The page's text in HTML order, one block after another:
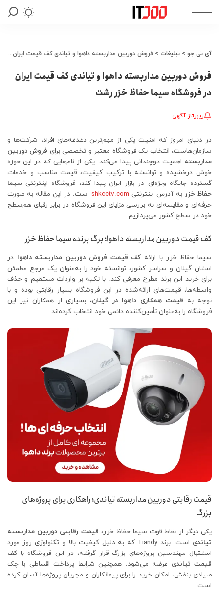
آی تی جو > تبلیغات > فروش دوربین مداربسته داهوا و تیاندی کف قیمت ایران در فروشگاه سیما حفاظ خزر رشت
فروش دوربین مداربسته داهوا و تیاندی کف قیمت ایران
در فروشگاه سیما حفاظ خزر رشت
رپورتاژ آگهی
در دنیای امروز که امنیت یکی از مهم‌ترین دغدغه‌های افراد، شرکت‌ها و
سازمان‌هاست، انتخاب یک فروشگاه معتبر و تخصصی برای فروش دوربین
مداربسته اهمیت دوچندانی پیدا می‌کند. یکی از نام‌هایی که در این حوزه
خوش درخشیده و توانسته با ترکیب کیفیت، قیمت مناسب و خدمات
گسترده جایگاه ویژه‌ای در بازار ایران پیدا کند، فروشگاه اینترنتی سیما
حفاظ خزر به آدرس اینترنتی shkcctv.com است. در این مقاله به صورت
حرفه‌ای و مقایسه‌ای به بررسی مزایای این فروشگاه در برابر رقبای هم‌سطح
خود در سطح کشور می‌پردازیم.
کف قیمت دوربین مداربسته داهوا؛ برگ برنده سیما حفاظ خزر
سیما حفاظ خزر با ارائه کف قیمت فروش دوربین مداربسته داهوا در
استان گیلان و سراسر کشور، توانسته خود را به‌عنوان یک مرجع مطمئن
برای خرید این برند مطرح معرفی کند. با تکیه بر واردات مستقیم و حذف
واسطه‌ها، قیمت‌های ارائه‌شده در این فروشگاه بسیار رقابتی بوده و با
توجه به قیمت همکاری داهوا در گیلان، بسیاری از همکاران نیز این
فروشگاه را به‌عنوان تأمین‌کننده دائمی خود انتخاب کرده‌اند.
قیمت رقابتی دوربین مداربسته تیاندی؛ راهکاری برای پروژه‌های
بزرگ
یکی دیگر از نقاط قوت سیما حفاظ خزر، قیمت رقابتی دوربین مداربسته
تیاندی
است. برند Tiandy که به دلیل کیفیت بالا و تکنولوژی روز مورد
استقبال مهندسین پروژه‌های بزرگ قرار گرفته، در این فروشگاه با کف
قیمت تیاندی عرضه می‌شود. همچنین شرایط پرداخت اقساطی با چک
صیادی بنفش، امکان خرید را برای پیمانکاران و مجریان پروژه‌ها آسان کرده
است.